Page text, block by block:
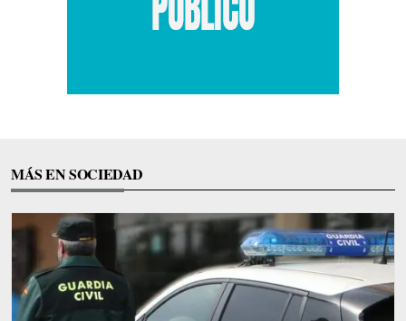
MÁS EN SOCIEDAD